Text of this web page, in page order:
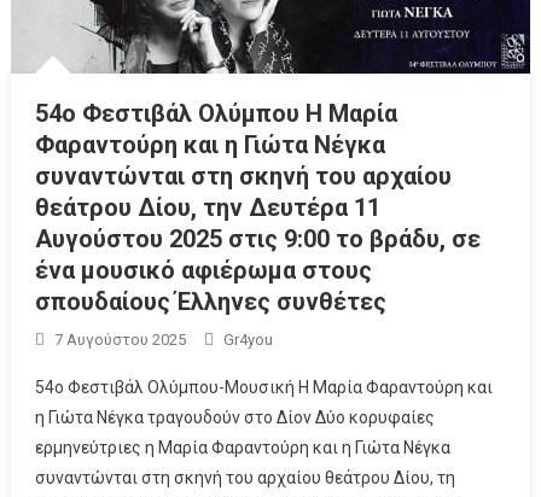
54ο Φεστιβάλ Ολύμπου Η Μαρία
Φαραντούρη και η Γιώτα Νέγκα
συναντώνται στη σκηνή του αρχαίου
θεάτρου Δίου, την Δευτέρα 11
Αυγούστου 2025 στις 9:00 το βράδυ, σε
ένα μουσικό αφιέρωμα στους
σπουδαίους Έλληνες συνθέτες
7 Αυγούστου 2025 Gr4you
54ο Φεστιβάλ Ολύμπου-Μουσική Η Μαρία Φαραντούρη και
η Γιώτα Νέγκα τραγουδούν στο Δίον Δύο κορυφαίες
ερμηνεύτριες η Μαρία Φαραντούρη και η Γιώτα Νέγκα
συναντώνται στη σκηνή του αρχαίου θεάτρου Δίου, τη